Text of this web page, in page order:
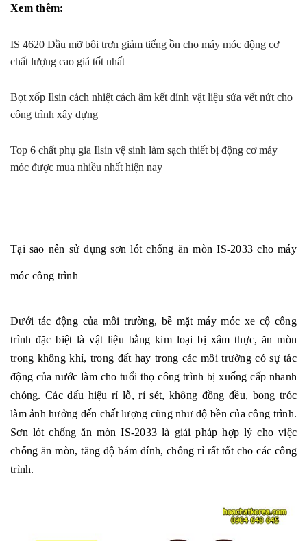
Xem thêm:
IS 4620 Dầu mỡ bôi trơn giảm tiếng ồn cho máy móc động cơ
chất lượng cao giá tốt nhất
Bọt xốp Ilsin cách nhiệt cách âm kết dính vật liệu sửa vết nứt cho
công trình xây dựng
Top 6 chất phụ gia Ilsin vệ sinh làm sạch thiết bị động cơ máy
móc được mua nhiều nhất hiện nay
Tại sao nên sử dụng sơn lót chống ăn mòn IS-2033 cho máy
móc công trình
Dưới tác động của môi trường, bề mặt máy móc xe cộ công
trình đặc biệt là vật liệu bằng kim loại bị xâm thực, ăn mòn
trong không khí, trong đất hay trong các môi trường có sự tác
động của nước làm cho tuổi thọ công trình bị xuống cấp nhanh
chóng. Các dấu hiệu rỉ lỗ, rỉ sét, không đồng đều, bong tróc
làm ảnh hưởng đến chất lượng cũng như độ bền của công trình.
Sơn lót chống ăn mòn IS-2033 là giải pháp hợp lý cho việc
chống ăn mòn, tăng độ bám dính, chống rỉ rất tốt cho các công
trình.